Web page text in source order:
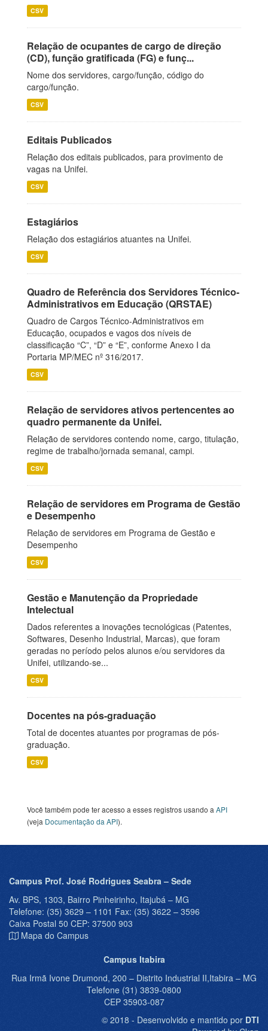
CSV
Relação de ocupantes de cargo de direção
(CD), função gratificada (FG) e funç...
Nome dos servidores, cargo/função, código do
cargo/função.
CSV
Editais Publicados
Relação dos editais publicados, para provimento de
vagas na Unifei.
CSV
Estagiários
Relação dos estagiários atuantes na Unifei.
CSV
Quadro de Referência dos Servidores Técnico-
Administrativos em Educação (QRSTAE)
Quadro de Cargos Técnico-Administrativos em
Educação, ocupados e vagos dos níveis de
classificação “C”, “D” e “E”, conforme Anexo I da
Portaria MP/MEC nº 316/2017.
CSV
Relação de servidores ativos pertencentes ao
quadro permanente da Unifei.
Relação de servidores contendo nome, cargo, titulação,
regime de trabalho/jornada semanal, campi.
CSV
Relação de servidores em Programa de Gestão
e Desempenho
Relação de servidores em Programa de Gestão e
Desempenho
CSV
Gestão e Manutenção da Propriedade
Intelectual
Dados referentes a inovações tecnológicas (Patentes,
Softwares, Desenho Industrial, Marcas), que foram
geradas no período pelos alunos e/ou servidores da
Unifei, utilizando-se...
CSV
Docentes na pós-graduação
Total de docentes atuantes por programas de pós-
graduação.
CSV
Você também pode ter acesso a esses registros usando a API
(veja Documentação da API).
Campus Prof. José Rodrigues Seabra – Sede
Av. BPS, 1303, Bairro Pinheirinho, Itajubá – MG
Telefone: (35) 3629 – 1101 Fax: (35) 3622 – 3596
Caixa Postal 50 CEP: 37500 903
Mapa do Campus
Campus Itabira
Rua Irmã Ivone Drumond, 200 – Distrito Industrial II,Itabira – MG
Telefone (31) 3839-0800
CEP 35903-087
© 2018 - Desenvolvido e mantido por DTI